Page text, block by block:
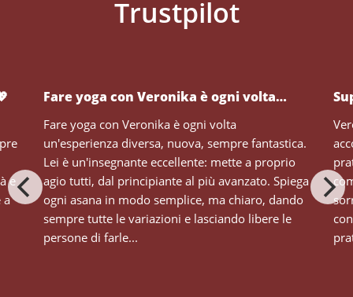
Fare yoga con Veronika è ogni volta…
Fare yoga con Veronika è ogni volta
un'esperienza diversa, nuova, sempre fantastica.
Lei è un'insegnante eccellente: mette a proprio
agio tutti, dal principiante al più avanzato. Spiega
ogni asana in modo semplice, ma chiaro, dando
sempre tutte le variazioni e lasciando libere le
persone di farle...
e
a